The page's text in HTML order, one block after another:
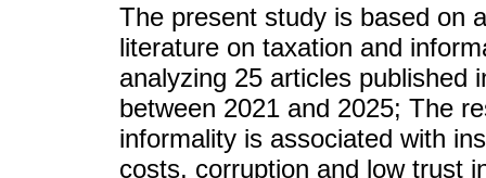
The present study is based on
literature on taxation and
analyzing 25 articles published
between 2021 and 2025; The
informality is associated with
costs, corruption and low trust